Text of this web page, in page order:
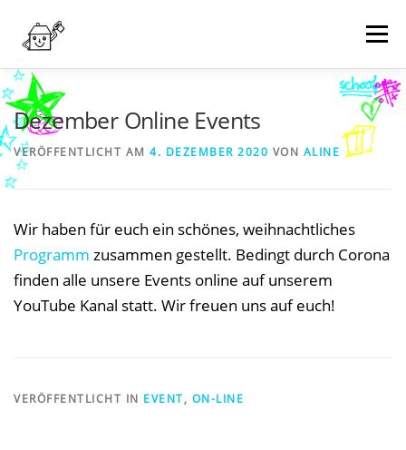
Inhalt
springen
Menü
NEWS
SPENDEN
Dezember Online Events
VERÖFFENTLICHT AM 4. DEZEMBER 2020 VON ALINE
Wir haben für euch ein schönes, weihnachtliches
Programm zusammen gestellt. Bedingt durch Corona
finden alle unsere Events online auf unserem
YouTube Kanal statt. Wir freuen uns auf euch!
VERÖFFENTLICHT IN EVENT, ON-LINE